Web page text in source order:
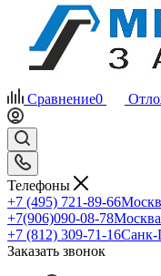
Сравнение0
Телефоны
+7 (495) 721-89-66
+7(906)090-08-78
+7 (812) 309-71-16Санк-
Заказать звонок